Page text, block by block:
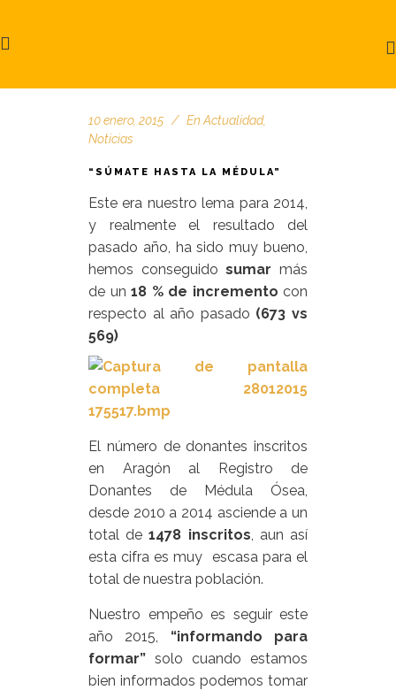
10 enero, 2015 En Actualidad,
Noticias
“SÚMATE HASTA LA MÉDULA”
Este era nuestro lema para 2014,
y realmente el resultado del
pasado año, ha sido muy bueno,
hemos conseguidosumar más
de un 18 % de incremento con
respecto al año pasado (673 vs
569)
El número de donantes inscritos
en Aragón al Registro de
Donantes de Médula Ósea,
desde 2010 a 2014 asciende a un
total de1478 inscritos, aun así
esta cifra es muy escasa para el
total de nuestra población.
Nuestro empeño es seguir este
año 2015, “informando para
formar” solo cuando estamos
bien informados podemos tomar